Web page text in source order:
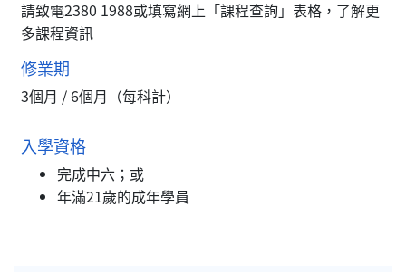
請致電2380 1988或填寫網上「課程查詢」表格，了解更
多課程資訊
修業期
3個月 / 6個月（每科計）
入學資格
完成中六；或
年滿21歲的成年學員